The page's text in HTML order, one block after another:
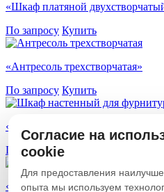
«Шкаф платяной
По запросу Купить
«Антресоль трехстворчатая»
По запросу Купить
«Шкаф настенный для
По запросу Купить
«Шкаф металлический малый»
Согласие на
cookie
Для предоставления
опыта мы используем